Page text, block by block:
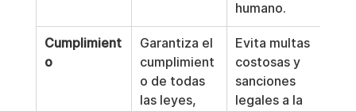
humano.
Cumplimient
o
Garantiza el
cumplimient
o de todas
las leyes,
Evita multas
costosas y
sanciones
legales a la